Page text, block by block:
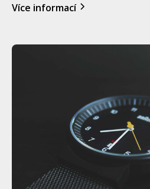
Více informací